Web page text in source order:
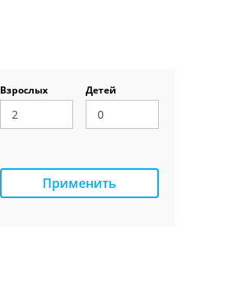
Взрослых Детей
Применить